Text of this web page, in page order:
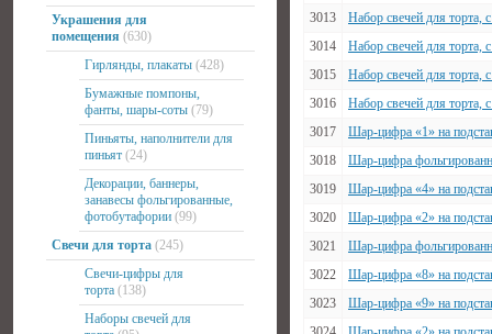
Украшения для
помещения (630)
Гирлянды, плакаты (428)
Бумажные помпоны,
фанты, шары-соты (79)
Пиньяты, наполнители для
пиньят (24)
Декорации, баннеры,
занавесы фольгированные,
фотобутафории (99)
Свечи для торта (245)
Свечи-цифры для
торта (138)
Наборы свечей для
3013
Набор свечей для
3014
Набор свечей для
3015
Набор свечей для
3016
Набор свечей для
3017
Шар-цифра «1» на
3018
Шар-цифра
3019
Шар-цифра «4» на
3020
Шар-цифра «2» на
3021
Шар-цифра
3022
Шар-цифра «8» на
3023
Шар-цифра «9» на